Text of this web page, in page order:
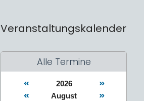
Veranstaltungskalender
Alle Termine
« 2026
»
«
August »